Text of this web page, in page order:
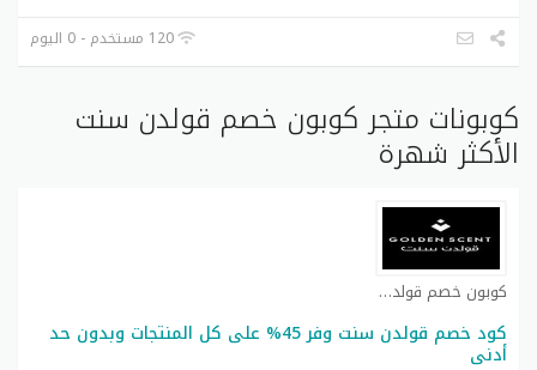
120 مستخدم - 0 اليوم
كوبونات متجر كوبون خصم قولدن سنت
الأكثر شهرة
كوبون خصم قولدن سنت كوبون
كود خصم قولدن سنت وفر 45% على كل المنتجات وبدون حد
أدنى